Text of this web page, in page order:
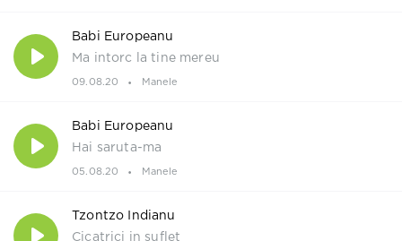
Babi Europeanu
Ma intorc la tine mereu
09.08.20 Manele
Babi Europeanu
Hai saruta-ma
05.08.20 Manele
Tzontzo Indianu
Cicatrici in suflet